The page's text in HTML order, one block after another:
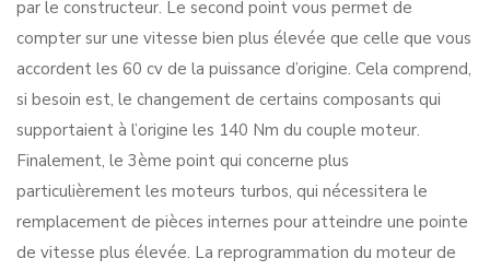
par le constructeur. Le second point vous permet de
compter sur une vitesse bien plus élevée que celle que vous
accordent les 60 cv de la puissance d’origine. Cela comprend,
si besoin est, le changement de certains composants qui
supportaient à l’origine les 140 Nm du couple moteur.
Finalement, le 3ème point qui concerne plus
particulièrement les moteurs turbos, qui nécessitera le
remplacement de pièces internes pour atteindre une pointe
de vitesse plus élevée. La reprogrammation du moteur de